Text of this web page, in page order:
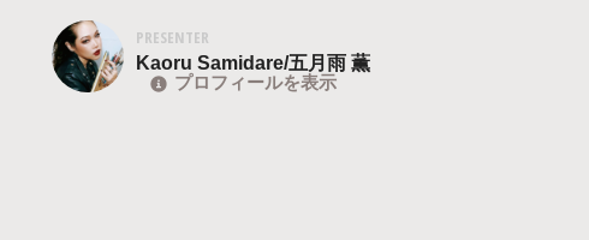
PRESENTER
Kaoru Samidare/五月雨 薫
プロフィールを表示